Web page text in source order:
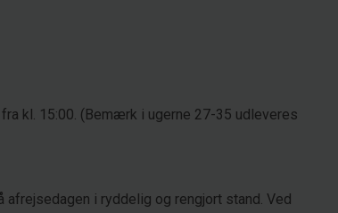
kl. 15:00. (Bemærk i ugerne 27-35 udleveres
i ryddelig og rengjort stand. Ved